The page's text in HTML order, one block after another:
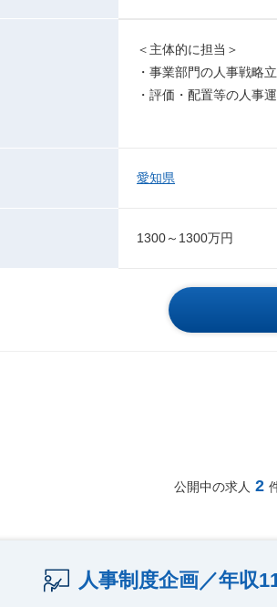
＜主体的に担当＞
・事業部門の人事戦略
・評価・配置等の人事
愛知県
1300～1300万円
公開中の求人 2
人事制度企画／年収